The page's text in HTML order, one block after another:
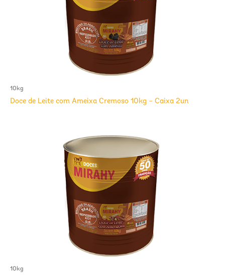
10kg
Doce de Leite com Ameixa Cremoso 10kg – Caixa 2un
10kg